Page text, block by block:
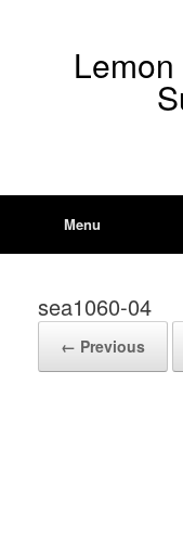
Menu
sea1060-04
← Previous